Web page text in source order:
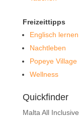
Freizeittipps
Englisch lernen
Nachtleben
Popeye Village
Wellness
Quickfinder
Malta All Inclusive